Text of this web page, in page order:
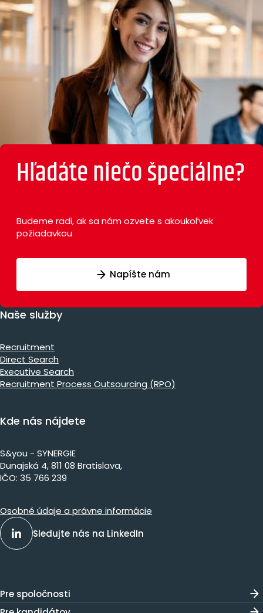
Hľadáte niečo špeciálne?
Budeme radi, ak sa nám ozvete s akoukoľvek
požiadavkou
Napíšte nám
Naše služby
Recruitment
Direct Search
Executive Search
Recruitment Process Outsourcing (RPO)
Kde nás nájdete
S&you - SYNERGIE
Dunajs​ká 4, 811 08 Bratislava,​​​​
IČO: 35 766 239
Osobné údaje a právne informácie
Sledujte nás na LinkedIn
Pre spoločnosti